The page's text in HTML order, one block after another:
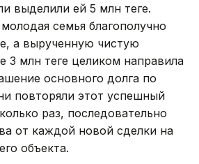
выделили ей 5 млн теңге.
семья благополучно
а вырученную чистую
3 млн теңге целиком направила
основного долга по
повторяли этот успешный
раз, последовательно
от каждой новой сделки на
объекта.